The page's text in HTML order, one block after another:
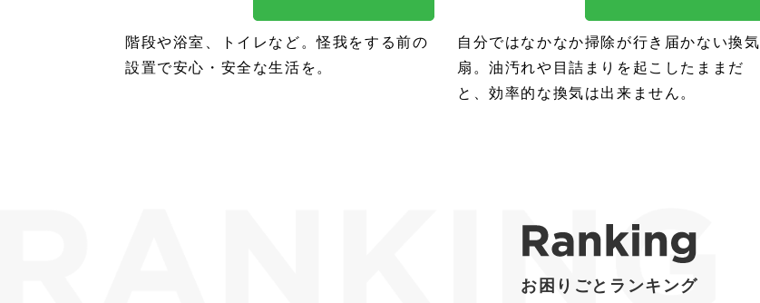
階段や浴室、トイレなど。怪我をする前の
設置で安心・安全な生活を。
自分ではなかなか掃除が行き届かない換気
扇。油汚れや目詰まりを起こしたままだ
と、効率的な換気は出来ません。
お困りごとランキング